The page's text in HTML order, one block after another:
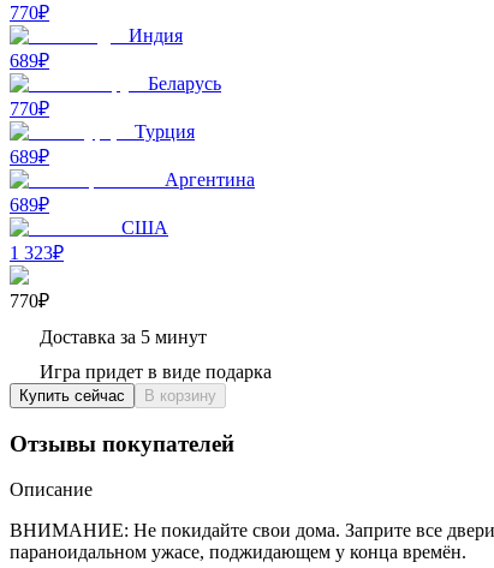
770₽
Индия
689₽
Беларусь
770₽
Турция
689₽
Аргентина
689₽
США
1 323₽
770₽
Доставка за 5 минут
Игра придет в виде подарка
Купить сейчас В корзину
Отзывы покупателей
Описание
ВНИМАНИЕ: Не покидайте свои дома. Заприте все
параноидальном ужасе, поджидающем у конца времён.